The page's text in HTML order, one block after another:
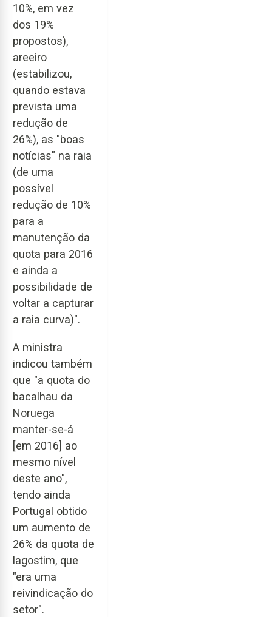
10%, em vez
dos 19%
propostos),
areeiro
(estabilizou,
quando estava
prevista uma
redução de
26%), as "boas
notícias" na raia
(de uma
possível
redução de 10%
para a
manutenção da
quota para 2016
e ainda a
possibilidade de
voltar a capturar
a raia curva)".
A ministra
indicou também
que "a quota do
bacalhau da
Noruega
manter-se-á
[em 2016] ao
mesmo nível
deste ano",
tendo ainda
Portugal obtido
um aumento de
26% da quota de
lagostim, que
"era uma
reivindicação do
setor".